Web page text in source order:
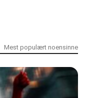
Mest populært noensinne